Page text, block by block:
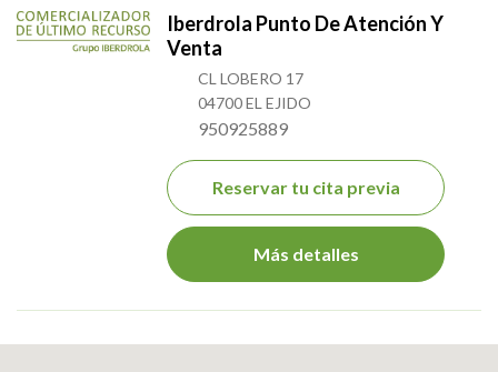
Iberdrola Punto De Atención Y
Venta
CL LOBERO 17
04700 EL EJIDO
950925889
Reservar tu cita previa
Más detalles